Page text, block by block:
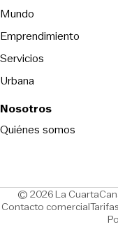
Mundo
Emprendimiento
Servicios
Urbana
Nosotros
Quiénes somos
© 2026 La Cuarta
Contacto comercial